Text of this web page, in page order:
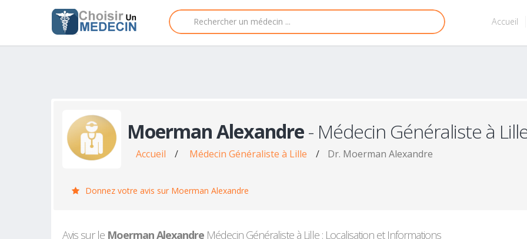
Accueil
Moerman Alexandre- Médecin Généraliste à
Accueil / Médecin Généraliste à Lille / Dr. Moerman Alexandre
Donnez votre avis sur Moerman Alexandre
Avis sur le Moerman Alexandre Médecin Généraliste à Lille : Localisation et Informations